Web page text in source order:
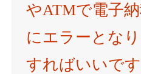
やATMで電子
にエラーとな
すればいいです